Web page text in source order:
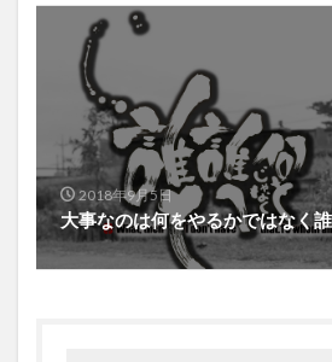
2018年9月5日
大事なのは何をやるかではなく